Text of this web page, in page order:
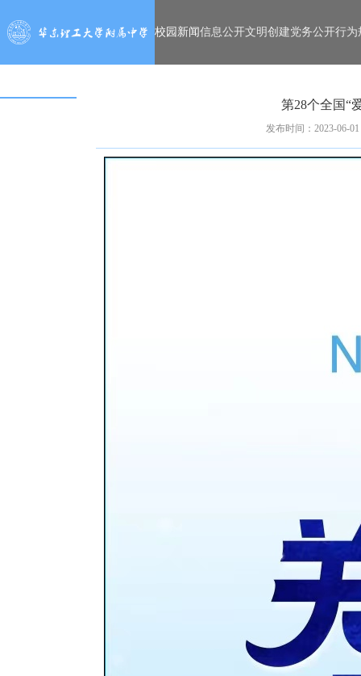
校园新闻信息公开文明创建党务公开行为
第28个全国“
发布时间：2023-06-01